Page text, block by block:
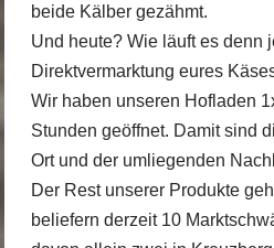
beide Kälber gezähmt.
Und heute? Wie läuft es denn
Direktvermarktung eures
Wir haben unseren Hofladen
Stunden geöffnet. Damit sind
Ort und der umliegenden
Der Rest unserer Produkte
beliefern derzeit 10